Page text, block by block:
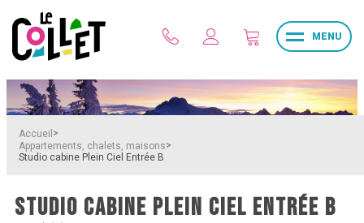
MENU
Accueil >
Appartements, chalets, maisons>
Studio cabine Plein Ciel Entrée B
STUDIO CABINE PLEIN CIEL ENTRÉE B